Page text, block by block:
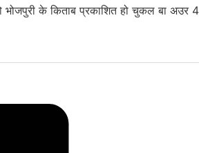
के किताब प्रकाशित हो चुकल बा अउर